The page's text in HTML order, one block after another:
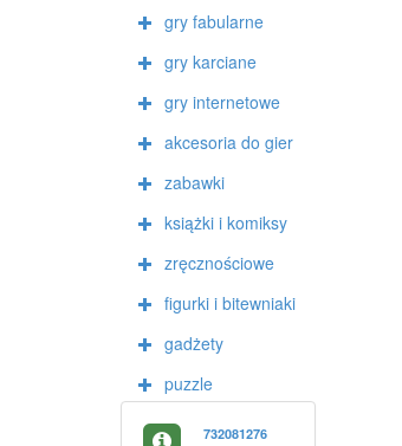
gry fabularne
gry karciane
gry internetowe
akcesoria do gier
zabawki
książki i komiksy
zręcznościowe
figurki i bitewniaki
gadżety
puzzle
732081276